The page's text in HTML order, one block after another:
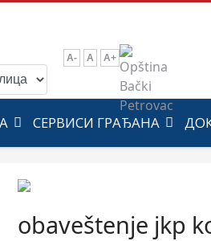
A- A A+
СЕРВИСИ ГРАЂАНА
obaveštenje jkp